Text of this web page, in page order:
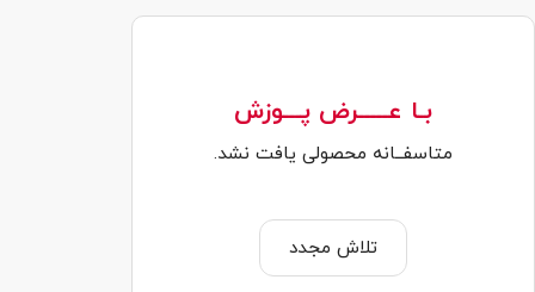
بـا عـــــرض پـــوزش
متاسفــانه محصولی یافت نشد.
تلاش مجدد